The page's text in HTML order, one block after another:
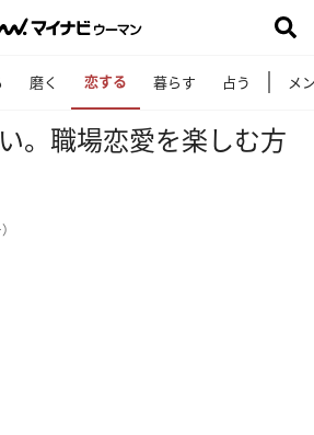
磨く 恋する 暮らす 占う メ
。職場恋愛を楽しむ方